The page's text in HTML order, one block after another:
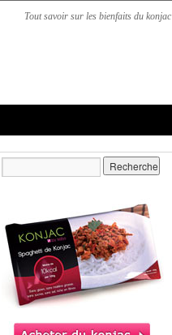
Tout savoir sur les bienfaits du konjac